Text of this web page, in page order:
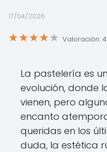
17/04/2026
★★★★★ Valoración:
La pastelería es
evolución, donde
vienen, pero
encanto
queridas en los
duda, la estética